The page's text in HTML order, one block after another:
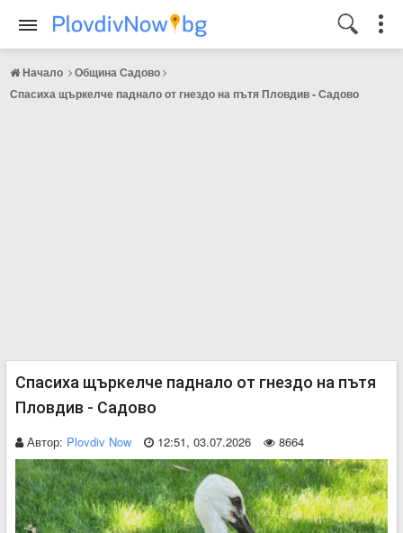
Начало
Община Садово
Спасиха щъркелче паднало от гнездо на пътя Пловдив - Садово
Спасиха щъркелче паднало от гнездо на пътя
Пловдив - Садово
Автор: Plovdiv Now 12:51, 03.07.2026 8664